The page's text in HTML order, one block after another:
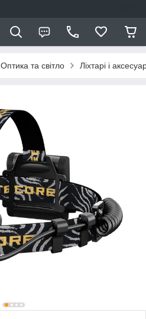
Оптика та світло Ліхтарі і